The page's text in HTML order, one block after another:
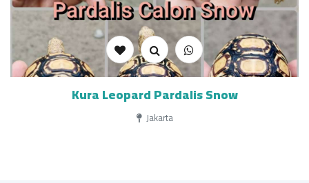
Kura Leopard Pardalis Snow
Jakarta